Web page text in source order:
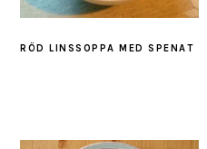
RÖD LINSSOPPA MED SPENAT